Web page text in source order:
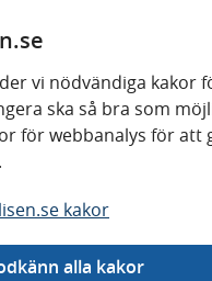
vi nödvändiga kakor
ska så bra som
för webbanalys för att
kakor